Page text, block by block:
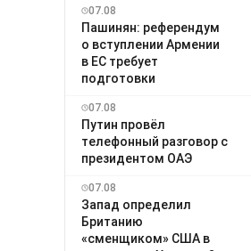
07.08
Пашинян: референдум
о вступлении Армении
в ЕС требует
подготовки
07.08
Путин провёл
телефонный разговор с
президентом ОАЭ
07.08
Запад определил
Британию
«сменщиком» США в